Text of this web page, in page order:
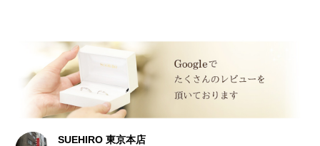
SUEHIRO 東京本店